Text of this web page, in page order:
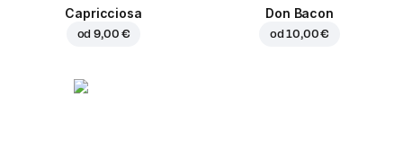
Capricciosa
od9,00 €
Don Bacon
od10,00 €